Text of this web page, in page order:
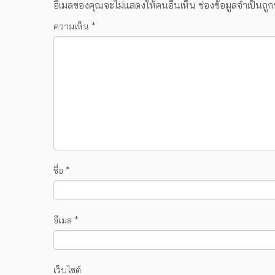
อีเมลของคุณจะไม่แสดงให้คนอื่นเห็น ช่องข้อมูลจำเป็นถู
ความเห็น *
ชื่อ *
อีเมล *
เว็บไซต์